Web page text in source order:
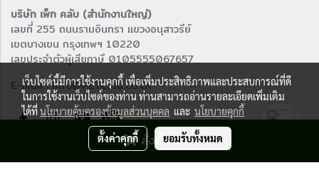
สั่งซื้อสินค้า
บริษัท เพ็ท คลับ (สำนักงานใหญ่)
เลขที่ 255 ถนนรามอินทรา แขวงอนุสาวรีย์
เขตบางเขน กรุงเทพฯ 10220
เลขประจำตัวผู้เสียภาษี 0105555067657
E-mail : info@PETClub.co.th
เว็บไซต์นี้มีการใช้งานคุกกี้ เพื่อเพิ่มประสิทธิภาพและประสบการณ์ที่ดี
ในการใช้งานเว็บไซต์ของท่าน ท่านสามารถอ่านรายละเอียดเพิ่มเติม
ได้ที่นโยบายคุ้มครองข้อมูลส่วนบุคคล และ นโยบายคุกกี้
ตั้งค่าคุกกี้ ยอมรับทั้งหมด